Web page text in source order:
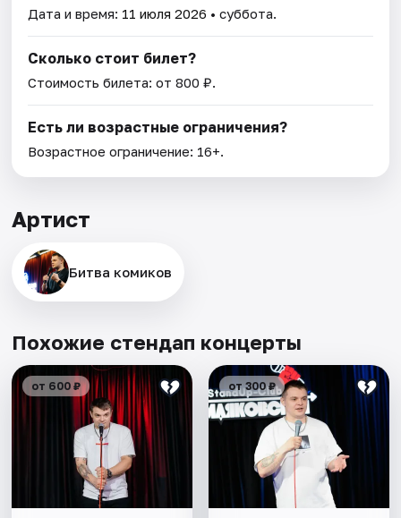
Дата и время: 11 июля 2026 • суббота.
Сколько стоит билет?
Стоимость билета: от 800 ₽.
Есть ли возрастные ограничения?
Возрастное ограничение: 16+.
Артист
Битва комиков
Похожие стендап концерты
от 600 ₽ от 300 ₽